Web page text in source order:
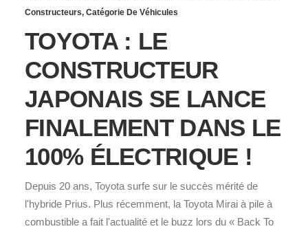
Constructeurs, Catégorie De Véhicules
TOYOTA : LE
CONSTRUCTEUR
JAPONAIS SE LANCE
FINALEMENT DANS LE
100% ÉLECTRIQUE !
Depuis 20 ans, Toyota surfe sur le succès mérité de
l'hybride Prius. Plus récemment, la Toyota Mirai à pile à
combustible a fait l'actualité et le buzz lors du « Back To